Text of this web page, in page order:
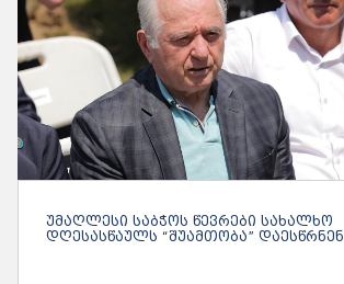
ᲣᲛᲐᲦᲚᲔᲡᲘ ᲡᲐᲑᲭᲝᲡ ᲬᲔᲕᲠᲔᲑᲘ ᲡᲐᲮᲐᲚᲮᲝ
ᲓᲦᲔᲡᲐᲡᲬᲐᲣᲚᲡ “ᲨᲣᲐᲛᲗᲝᲑᲐ” ᲓᲐᲔᲡᲬᲠᲜᲔᲜ